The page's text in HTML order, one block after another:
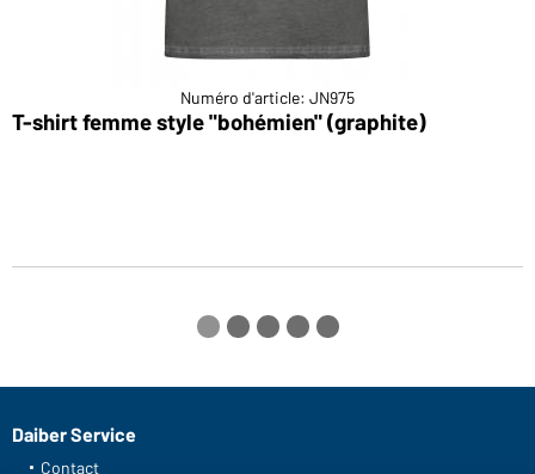
Numéro d'article: JN975
T-shirt femme style "bohémien" (graphite)
Daiber Service
Contact